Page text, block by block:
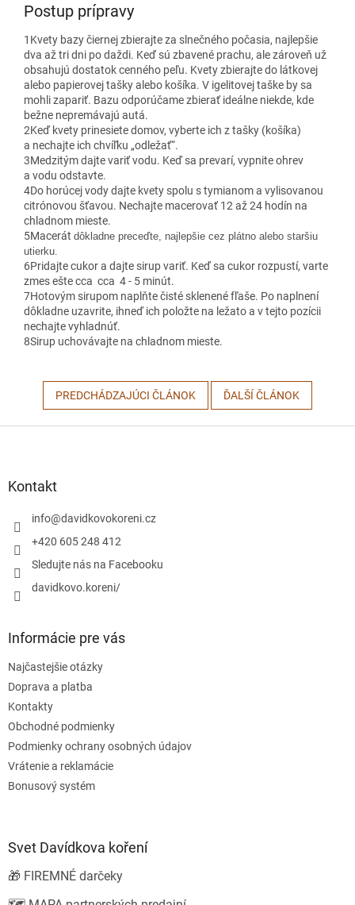
Postup prípravy
1 Kvety bazy čiernej zbierajte za slnečného počasia, najlepšie
dva až tri dni po daždi. Keď sú zbavené prachu, ale zároveň už
obsahujú dostatok cenného peľu. Kvety zbierajte do látkovej
alebo papierovej tašky alebo košíka. V igelitovej taške by sa
mohli zapariť. Bazu odporúčame zbierať ideálne niekde, kde
bežne nepremávajú autá.
2Keď kvety prinesiete domov, vyberte ich z tašky (košíka)
a nechajte ich chvíľku „odležať“.
3Medzitým dajte variť vodu. Keď sa prevarí, vypnite ohrev
a vodu odstavte.
4Do horúcej vody dajte kvety spolu s tymianom a vylisovanou
citrónovou šťavou. Nechajte macerovať 12 až 24 hodín na
chladnom mieste.
5Macerát dôkladne preceďte, najlepšie cez plátno alebo staršiu
utierku.
6Pridajte cukor a dajte sirup variť. Keď sa cukor rozpustí, varte
zmes ešte cca cca 4 - 5 minút.
7Hotovým sirupom naplňte čisté sklenené fľaše. Po naplnení
dôkladne uzavrite, ihneď ich položte na ležato a v tejto pozícii
nechajte vyhladnúť.
8Sirup uchovávajte na chladnom mieste.
PREDCHÁDZAJÚCI ČLÁNOK ĎALŠÍ ČLÁNOK
Kontakt
info@davidkovokoreni.cz
+420 605 248 412
Sledujte nás na Facebooku
davidkovo.koreni/
Informácie pre vás
Najčastejšie otázky
Doprava a platba
Kontakty
Obchodné podmienky
Podmienky ochrany osobných údajov
Vrátenie a reklamácie
Bonusový systém
Svet Davídkova koření
🎁 FIREMNÉ darčeky